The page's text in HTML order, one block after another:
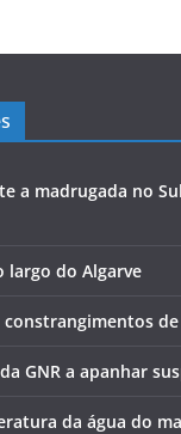
a madrugada no
largo do Algarve
constrangimentos
GNR a apanhar
da água do